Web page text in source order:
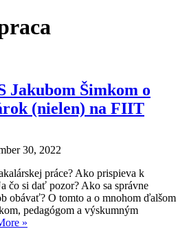
Jakubom Šimkom o
(nielen) na FIIT
30, 2022
práce? Ako prispieva k
čo si dať pozor? Ako sa správne
obávať? O tomto a o mnohom ďalšom
pedagógom a výskumným
»